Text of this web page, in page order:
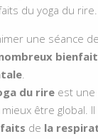
du yoga du rire.
une séance de
.
du rireest une
être global. Il
de la